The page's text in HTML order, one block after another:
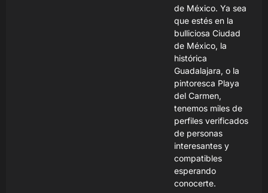
de México. Ya sea
que estés en la
bulliciosa Ciudad
de México, la
histórica
Guadalajara, o la
pintoresca Playa
del Carmen,
tenemos miles de
perfiles verificados
de personas
interesantes y
compatibles
esperando
conocerte.